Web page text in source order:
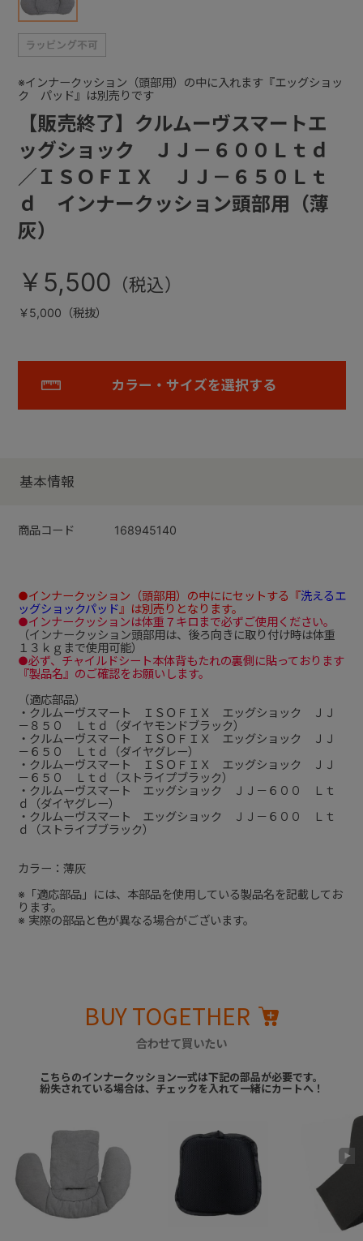
【販売終了】クルムーヴスマートエ
ッグショック ＪＪ－６００Ｌｔｄ
／ＩＳＯＦＩＸ ＪＪ－６５０Ｌｔ
ｄ インナークッション頭部用（薄
灰）
※インナークッション（頭部用）の中に入れます『エッグショッ
ク パッド』は別売りです
￥5,500
￥5,000（税抜）
カラー・サイズを選択する
基本情報
商品コード 168945140
●インナークッション（頭部用）の中ににセットする『洗えるエ
ッグショックパッド 』は別売りとなります。
●インナークッションは体重７キロまで必ずご使用ください。
（インナークッション頭部用は、後ろ向きに取り付け時は体重
１３ｋｇまで使用可能）
●必ず、チャイルドシート本体背もたれの裏側に貼っております
『製品名』のご確認をお願いします。
（適応部品）
・クルムーヴスマート ＩＳＯＦＩＸ エッグショック ＪＪ
－８５０ Ｌｔｄ（ダイヤモンドブラック）
・クルムーヴスマート ＩＳＯＦＩＸ エッグショック ＪＪ
－６５０ Ｌｔｄ（ダイヤグレー）
・クルムーヴスマート ＩＳＯＦＩＸ エッグショック ＪＪ
－６５０ Ｌｔｄ（ストライプブラック）
・クルムーヴスマート エッグショック ＪＪ－６００ Ｌｔ
ｄ（ダイヤグレー）
・クルムーヴスマート エッグショック ＪＪ－６００ Ｌｔ
ｄ（ストライプブラック）
カラー：薄灰
※「適応部品」には、本部品を使用している製品名を記載してお
ります。
※ 実際の部品と色が異なる場合がございます。
BUY TOGETHER
合わせて買いたい
こちらのインナークッション一式は下記の部品が必要です。
紛失されている場合は、チェックを入れて一緒にカートへ！